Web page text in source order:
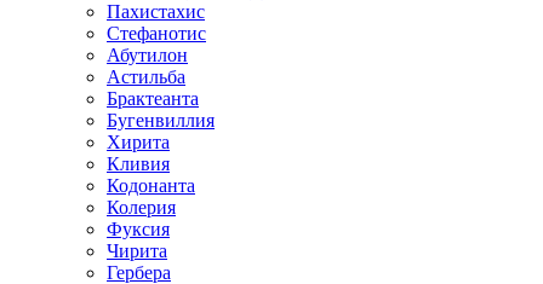
Пахистахис
Стефанотис
Абутилон
Астильба
Брактеанта
Бугенвиллия
Хирита
Кливия
Кодонанта
Колерия
Фуксия
Чирита
Гербера